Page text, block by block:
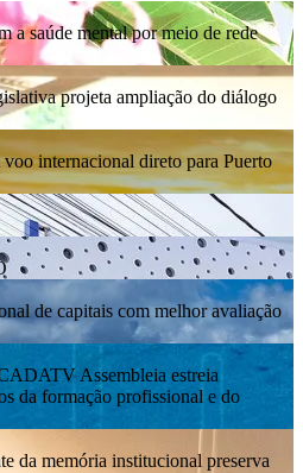
projeta ampliação do diálogo
internacional direto para Puerto
de capitais com melhor avaliação
Assembleia estreia
da formação profissional e do
da memória institucional preserva
roraimense
semifinais da Liga das Nações de